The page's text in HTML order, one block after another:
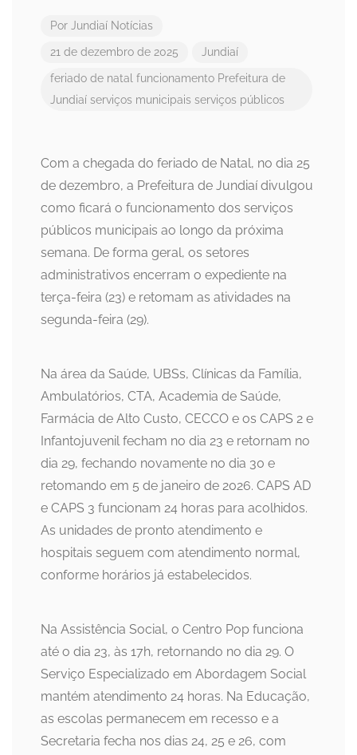
Por Jundiaí Notícias
21 de dezembro de 2025 Jundiaí
feriado de natal funcionamento Prefeitura de
Jundiaí serviços municipais serviços públicos
Com a chegada do feriado de Natal, no dia 25
de dezembro, a Prefeitura de Jundiaí divulgou
como ficará o funcionamento dos serviços
públicos municipais ao longo da próxima
semana. De forma geral, os setores
administrativos encerram o expediente na
terça-feira (23) e retomam as atividades na
segunda-feira (29).
Na área da Saúde, UBSs, Clínicas da Família,
Ambulatórios, CTA, Academia de Saúde,
Farmácia de Alto Custo, CECCO e os CAPS 2 e
Infantojuvenil fecham no dia 23 e retornam no
dia 29, fechando novamente no dia 30 e
retomando em 5 de janeiro de 2026. CAPS AD
e CAPS 3 funcionam 24 horas para acolhidos.
As unidades de pronto atendimento e
hospitais seguem com atendimento normal,
conforme horários já estabelecidos.
Na Assistência Social, o Centro Pop funciona
até o dia 23, às 17h, retornando no dia 29. O
Serviço Especializado em Abordagem Social
mantém atendimento 24 horas. Na Educação,
as escolas permanecem em recesso e a
Secretaria fecha nos dias 24, 25 e 26, com